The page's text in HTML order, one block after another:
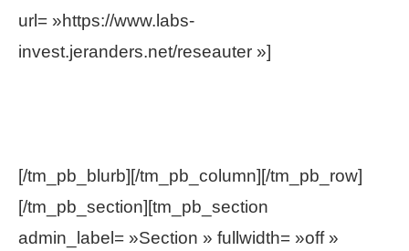
url= »https://www.labs-
invest.jeranders.net/reseauter »]
[/tm_pb_blurb][/tm_pb_column][/tm_pb_row]
[/tm_pb_section][tm_pb_section
admin_label= »Section » fullwidth= »off »